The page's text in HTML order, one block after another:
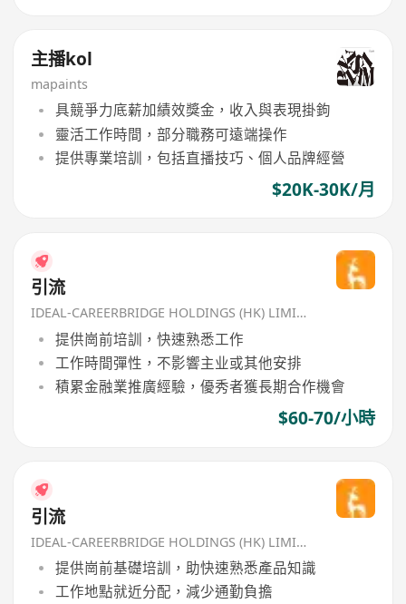
主播kol
mapaints
具競爭力底薪加績效獎金，收入與表現掛鉤
靈活工作時間，部分職務可遠端操作
提供專業培訓，包括直播技巧、個人品牌經營
$20K-30K/月
引流
IDEAL-CAREERBRIDGE HOLDINGS (HK) LIMITED
提供崗前培訓，快速熟悉工作
工作時間彈性，不影響主业或其他安排
積累金融業推廣經驗，優秀者獲長期合作機會
$60-70/小時
引流
IDEAL-CAREERBRIDGE HOLDINGS (HK) LIMITED
提供崗前基礎培訓，助快速熟悉產品知識
工作地點就近分配，減少通勤負擔